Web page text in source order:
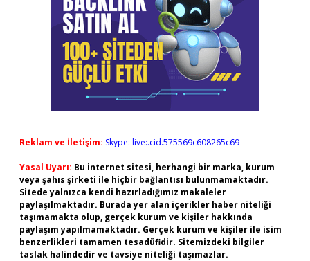
Reklam ve İletişim: Skype: live:.cid.575569c608265c69
Yasal Uyarı: Bu internet sitesi, herhangi bir marka, kurum
veya şahıs şirketi ile hiçbir bağlantısı bulunmamaktadır.
Sitede yalnızca kendi hazırladığımız makaleler
paylaşılmaktadır. Burada yer alan içerikler haber niteliği
taşımamakta olup, gerçek kurum ve kişiler hakkında
paylaşım yapılmamaktadır. Gerçek kurum ve kişiler ile isim
benzerlikleri tamamen tesadüfidir. Sitemizdeki bilgiler
taslak halindedir ve tavsiye niteliği taşımazlar.